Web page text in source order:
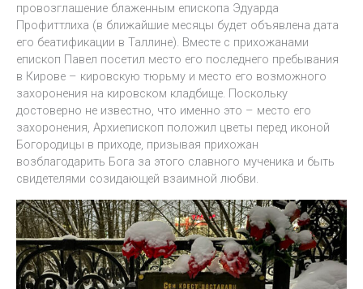
провозглашение блаженным епископа Эдуарда
Профиттлиха (в ближайшие месяцы будет объявлена дата
его беатификации в Таллине). Вместе с прихожанами
епископ Павел посетил место его последнего пребывания
в Кирове – кировскую тюрьму и место его возможного
захоронения на кировском кладбище. Поскольку
достоверно не известно, что именно это – место его
захоронения, Архиепископ положил цветы перед иконой
Богородицы в приходе, призывая прихожан
возблагодарить Бога за этого славного мученика и быть
свидетелями созидающей взаимной любви.